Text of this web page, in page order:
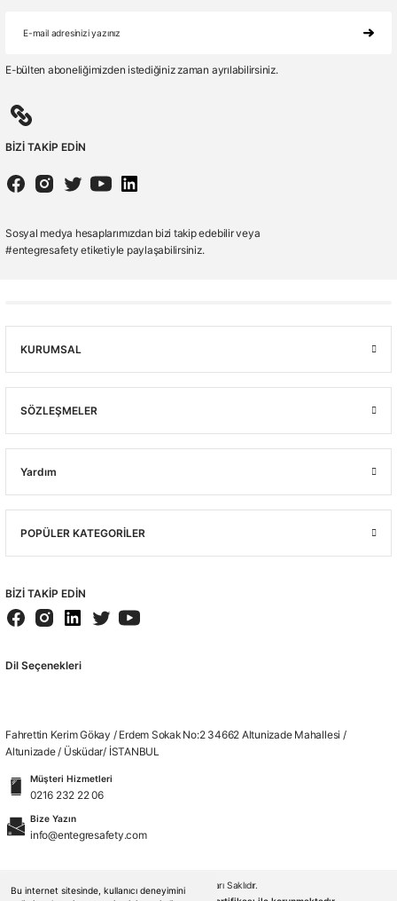
Bu internet sitesinde, kullanıcı deneyimini
E-bülten aboneliğimizden istediğiniz zaman ayrılabilirsiniz.
BİZİ TAKİP EDİN
Sosyal medya hesaplarımızdan bizi takip edebilir veya
#entegresafety etiketiyle paylaşabilirsiniz.
KURUMSAL
SÖZLEŞMELER
Yardım
POPÜLER KATEGORİLER
BİZİ TAKİP EDİN
Dil Seçenekleri
Fahrettin Kerim Gökay / Erdem Sokak No:2 34662 Altunizade Mahallesi /
Altunizade / Üsküdar/ İSTANBUL
Müşteri Hizmetleri
0216 232 22 06
Bize Yazın
info@entegresafety.com
© 2026. Tüm Hakları Saklıdır.